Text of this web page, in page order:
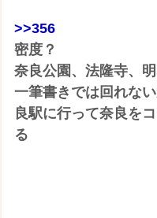
>>356
密度？
奈良公園、法隆寺、
一筆書きでは回れな
良駅に行って奈良を
る